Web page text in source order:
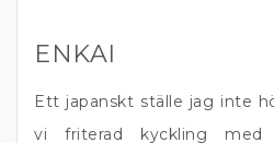
ENKAI
Ett japanskt ställe jag inte
vi friterad kyckling med